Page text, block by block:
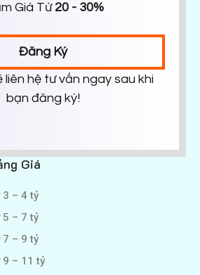
Giá Từ 20 - 30%
Đăng Ký
liên hệ tư vấn ngay sau khi
bạn đăng ký!
Giá
3 – 4 tỷ
5 – 7 tỷ
7 – 9 tỷ
9 – 11 tỷ